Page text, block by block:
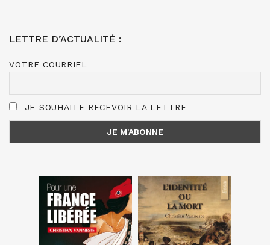
LETTRE D’ACTUALITÉ :
VOTRE COURRIEL
JE SOUHAITE RECEVOIR LA LETTRE